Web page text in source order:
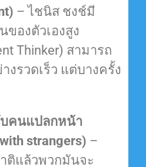
– ไชนิส ชงช์มี
ของตัวเองสูง
Thinker) สามารถ
งรวดเร็ว แต่บางครั้ง
คนแปลกหน้า
strangers) –
ติแล้วพวกมันจะ